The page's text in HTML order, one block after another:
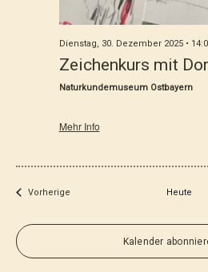
Dienstag, 30. Dezember 2025 •
Zeichenkurs mit
Naturkundemuseum Ostbayern
Mehr Info
VorherigeVeranstaltungen Heute
Kalender